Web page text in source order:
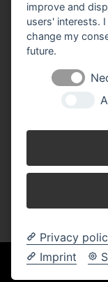
Wir sind einer
improve and
users' interests.
change my
future.
Privacy
Imprint